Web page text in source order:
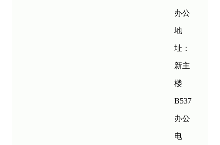
办公
地
址：
新主
楼
B537
办公
电